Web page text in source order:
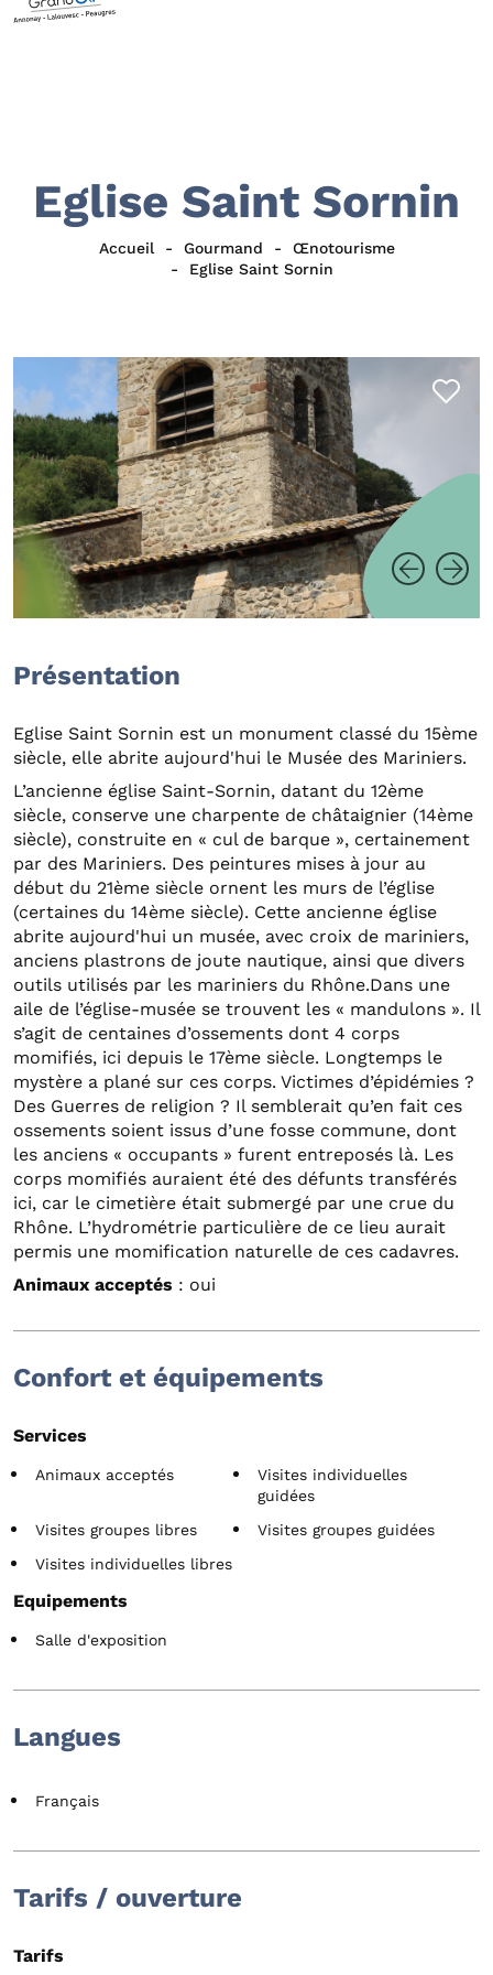
Eglise Saint Sornin
Accueil Gourmand
Œnotourisme
Eglise Saint Sornin
Présentation
Eglise Saint Sornin est un monument classé du 15ème
siècle, elle abrite aujourd'hui le Musée des Mariniers.
L’ancienne église Saint-Sornin, datant du 12ème
siècle, conserve une charpente de châtaignier (14ème
siècle), construite en « cul de barque », certainement
par des Mariniers. Des peintures mises à jour au
début du 21ème siècle ornent les murs de l’église
(certaines du 14ème siècle). Cette ancienne église
abrite aujourd'hui un musée, avec croix de mariniers,
anciens plastrons de joute nautique, ainsi que divers
outils utilisés par les mariniers du Rhône.Dans une
aile de l’église-musée se trouvent les « mandulons ». Il
s’agit de centaines d’ossements dont 4 corps
momifiés, ici depuis le 17ème siècle. Longtemps le
mystère a plané sur ces corps. Victimes d’épidémies ?
Des Guerres de religion ? Il semblerait qu’en fait ces
ossements soient issus d’une fosse commune, dont
les anciens « occupants » furent entreposés là. Les
corps momifiés auraient été des défunts transférés
ici, car le cimetière était submergé par une crue du
Rhône. L’hydrométrie particulière de ce lieu aurait
permis une momification naturelle de ces cadavres.
Animaux acceptés : oui
Confort et équipements
Services
Animaux acceptés
Visites individuelles
guidées
Visites groupes libres
Visites groupes guidées
Visites individuelles libres
Equipements
Salle d'exposition
Langues
Français
Tarifs / ouverture
Tarifs